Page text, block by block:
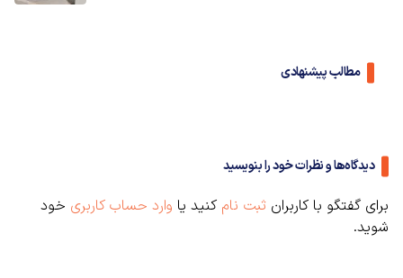
مطالب پیشنهادی
دیدگاه‌ها و نظرات خود را بنویسید
برای گفتگو با کاربران ثبت نام کنید یا وارد حساب کاربری خود
شوید.